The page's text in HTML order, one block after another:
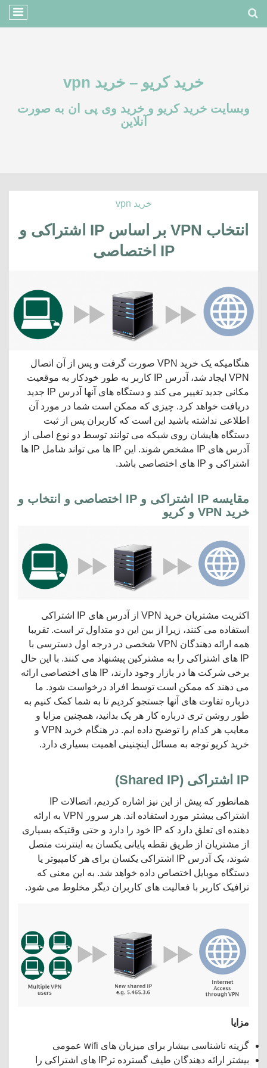
خرید کریو – خرید vpn
وبسایت خرید کریو و خرید وی پی ان به صورت
آنلاین
خرید vpn
انتخاب VPN بر اساس IP اشتراکی و
IP اختصاصی
هنگامیکه یک خرید VPN صورت گرفت و پس از آن اتصال
VPN ایجاد شد، آدرس IP کاربر به طور خودکار به موقعیت
مکانی جدید تغییر می کند و دستگاه های آنها آدرس IP جدید
دریافت خواهد کرد. چیزی که ممکن است شما در مورد آن
اطلاعی نداشته باشید این است که کاربران پس از ثبت
دستگاه هایشان روی شبکه می توانند توسط دو نوع اصلی از
آدرس های IP مشخص شوند. این IP ها می تواند شامل IP ها
اشتراکی و IP های اختصاصی باشد.
مقایسه IP اشتراکی و IP اختصاصی و انتخاب و
خرید VPN و کریو
اکثریت مشتریان خرید VPN از آدرس های IP اشتراکی
استفاده می کنند، زیرا از بین این دو متداول تر است. تقریبا
همه ارائه دهندگان VPN شخصی در درجه اول دسترسی با
IP های اشتراکی را به مشترکین پیشنهاد می کنند. با این حال
برخی شرکت ها در بازار وجود دارند، IP های اختصاصی ارائه
می دهند که ممکن است توسط افراد درخواست شود. ما
درباره تفاوت های آنها جستجو کردیم تا به شما کمک کنیم به
طور روشن تری درباره کار هر یک بدانید، همچنین مزایا و
معایب هر کدام را توضیح داده ایم. در هنگام خرید VPN و
خرید کریو توجه به مسائل اینچنینی اهمیت بسیاری دارد.
IP اشتراکی (
Shared IP
)
همانطور که پیش از این نیز اشاره کردیم، اتصالات IP
اشتراکی بیشتر مورد استفاده اند. هر سرور VPN به ارائه
دهنده ای تعلق دارد که IP خود را دارد و حتی وقتیکه بسیاری
از مشتریان از طریق نقطه پایانی یکسان به اینترنت متصل
شوند، یک آدرس IP اشتراکی یکسان برای هر کامپیوتر یا
دستگاه موبایل اختصاص داده خواهد شد. به این معنی که
ترافیک کاربر با فعالیت های کاربران دیگر مخلوط می شود.
مزایا
گزینه ناشناسی بیشار برای میزبان های wifi عمومی
بیشتر ارائه دهندگان طیف گسترده ترIP های اشتراکی را